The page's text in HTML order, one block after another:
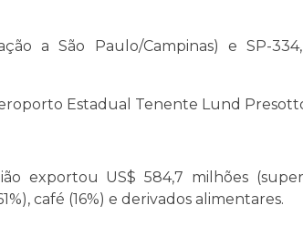
a São Paulo/Campinas) e SP-
Estadual Tenente Lund
exportou US$ 584,7 milhões
café (16%) e derivados alimentares.